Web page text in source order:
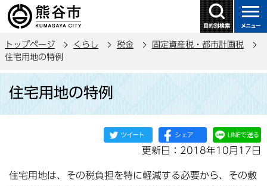
の
ー
トップページ くらし 税金
固定資産税・都市計画税
住宅用地の特例
住宅用地の特例
更新日：2018年10月17日
住宅用地は、その税負担を特に軽減する必要から、その敷